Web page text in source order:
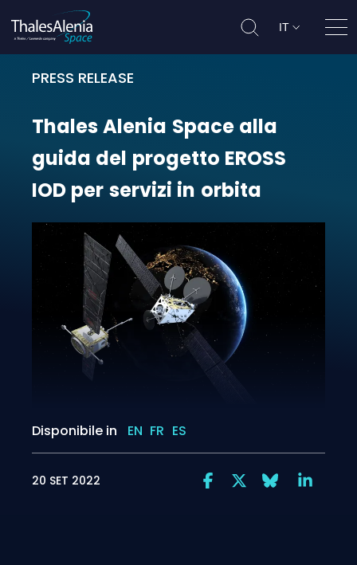
IT
PRESS RELEASE
Thales Alenia Space alla guida
ThalesAlenia Space alla
guida del progetto EROSS
IOD per servizi in orbita
Disponibile in EN FR ES
20 SET 2022